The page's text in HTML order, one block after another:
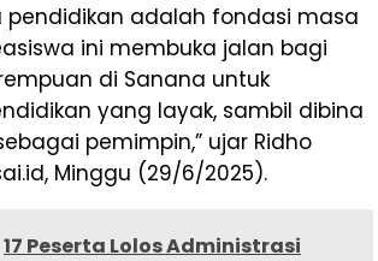
pendidikan adalah fondasi masa
ini membuka jalan bagi
di Sanana untuk
yang layak, sambil dibina
pemimpin,” ujar Ridho
Minggu (29/6/2025).
17 Peserta Lolos Administrasi